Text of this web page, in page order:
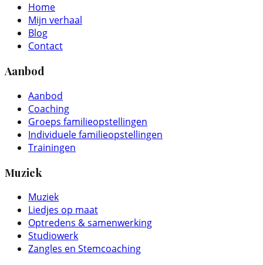
Home
Mijn verhaal
Blog
Contact
Aanbod
Aanbod
Coaching
Groeps familieopstellingen
Individuele familieopstellingen
Trainingen
Muziek
Muziek
Liedjes op maat
Optredens & samenwerking
Studiowerk
Zangles en Stemcoaching